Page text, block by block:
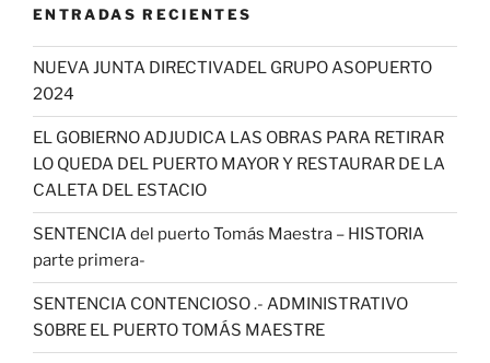
ENTRADAS RECIENTES
NUEVA JUNTA DIRECTIVADEL GRUPO ASOPUERTO
2024
EL GOBIERNO ADJUDICA LAS OBRAS PARA RETIRAR
LO QUEDA DEL PUERTO MAYOR Y RESTAURAR DE LA
CALETA DEL ESTACIO
SENTENCIA del puerto Tomás Maestra – HISTORIA
parte primera-
SENTENCIA CONTENCIOSO .- ADMINISTRATIVO
S0BRE EL PUERTO TOMÁS MAESTRE